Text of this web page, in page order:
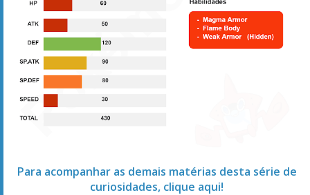
Para acompanhar as demais matérias desta série de
curiosidades, clique aqui!